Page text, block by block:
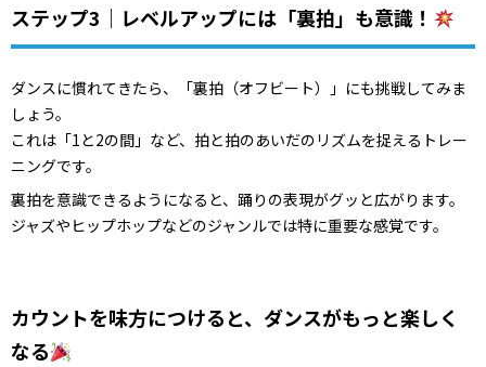
ステップ3｜レベルアップには「裏拍」も意識！
ダンスに慣れてきたら、「裏拍（オフビート）」にも挑戦してみま
しょう。
これは「1と2の間」など、拍と拍のあいだのリズムを捉えるトレー
ニングです。
裏拍を意識できるようになると、踊りの表現がグッと広がります。
ジャズやヒップホップなどのジャンルでは特に重要な感覚です。
カウントを味方につけると、ダンスがもっと楽しく
なる